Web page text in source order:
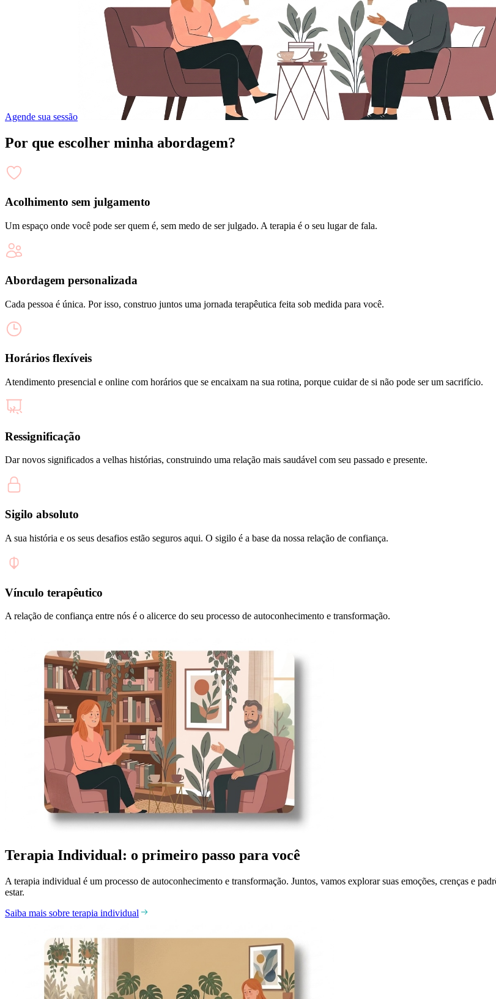
Agende sua sessão
Por que escolher minha abordagem?
Acolhimento sem julgamento
Um espaço onde você pode ser quem é, sem medo de ser julgado. A terapia é o seu lugar de fala.
Abordagem personalizada
Cada pessoa é única. Por isso, construo juntos uma jornada terapêutica feita sob medida para você.
Horários flexíveis
Atendimento presencial e online com horários que se encaixam na sua rotina, porque cuidar de si não pode ser um sacrifício.
Ressignificação
Dar novos significados a velhas histórias, construindo uma relação mais saudável com seu passado e presente.
Sigilo absoluto
A sua história e os seus desafios estão seguros aqui. O sigilo é a base da nossa relação de confiança.
Vínculo terapêutico
A relação de confiança entre nós é o alicerce do seu processo de autoconhecimento e transformação.
Terapia Individual: o primeiro passo para você
A terapia individual é um processo de autoconhecimento e transformação. Juntos, vamos explorar suas emoções, crenças e
estar.
Saiba mais sobre terapia individual